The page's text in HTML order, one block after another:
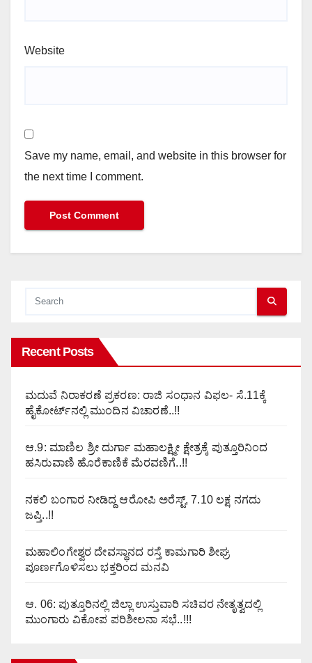
Website
Save my name, email, and website in this browser for
the next time I comment.
Recent Posts
ಮದುವೆ ನಿರಾಕರಣೆ ಪ್ರಕರಣ: ರಾಜಿ ಸಂಧಾನ ವಿಫಲ- ಸೆ.11ಕ್ಕೆ
ಹೈಕೋರ್ಟ್‌ನಲ್ಲಿ ಮುಂದಿನ ವಿಚಾರಣೆ..!!
ಆ.9: ಮಾಣಿಲ ಶ್ರೀ ದುರ್ಗಾ ಮಹಾಲಕ್ಷ್ಮೀ ಕ್ಷೇತ್ರಕ್ಕೆ ಪುತ್ತೂರಿನಿಂದ
ಹಸಿರುವಾಣಿ ಹೊರೆಕಾಣಿಕೆ ಮೆರವಣಿಗೆ..!!
ನಕಲಿ ಬಂಗಾರ ನೀಡಿದ್ದ ಆರೋಪಿ ಅರೆಸ್ಟ್, 7.10 ಲಕ್ಷ ನಗದು
ಜಪ್ತಿ..!!
ಮಹಾಲಿಂಗೇಶ್ವರ ದೇವಸ್ಥಾನದ ರಸ್ತೆ ಕಾಮಗಾರಿ ಶೀಘ್ರ
ಪೂರ್ಣಗೊಳಿಸಲು ಭಕ್ತರಿಂದ ಮನವಿ
ಆ. 06: ಪುತ್ತೂರಿನಲ್ಲಿ ಜಿಲ್ಲಾ ಉಸ್ತುವಾರಿ ಸಚಿವರ ನೇತೃತ್ವದಲ್ಲಿ
ಮುಂಗಾರು ವಿಕೋಪ ಪರಿಶೀಲನಾ ಸಭೆ..!!!